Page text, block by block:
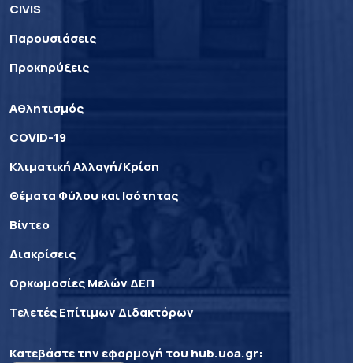
CIVIS
Παρουσιάσεις
Προκηρύξεις
Αθλητισμός
COVID-19
Κλιματική Αλλαγή/Κρίση
Θέματα Φύλου και Ισότητας
Βίντεο
Διακρίσεις
Ορκωμοσίες Μελών ΔΕΠ
Τελετές Επίτιμων Διδακτόρων
Κατεβάστε την εφαρμογή του hub.uoa.gr: